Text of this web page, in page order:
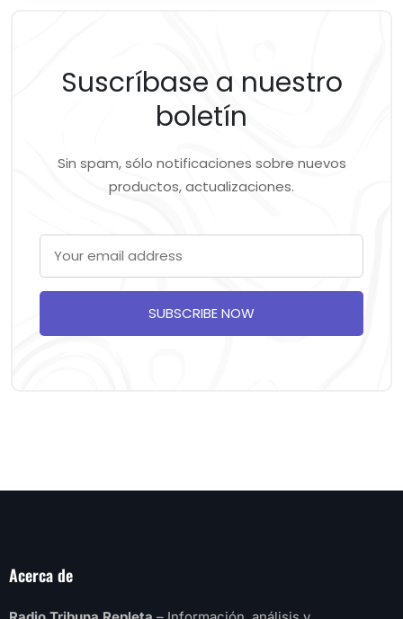
Suscríbase a nuestro
boletín
Sin spam, sólo notificaciones sobre nuevos
productos, actualizaciones.
SUBSCRIBE NOW
Acerca de